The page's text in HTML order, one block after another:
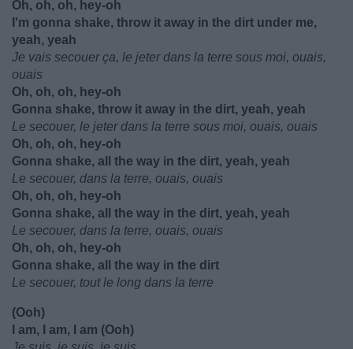
Oh, oh, oh, hey-oh
I'm gonna shake, throw it away in the dirt under me,
yeah, yeah
Je vais secouer ça, le jeter dans la terre sous moi, ouais,
ouais
Oh, oh, oh, hey-oh
Gonna shake, throw it away in the dirt, yeah, yeah
Le secouer, le jeter dans la terre sous moi, ouais, ouais
Oh, oh, oh, hey-oh
Gonna shake, all the way in the dirt, yeah, yeah
Le secouer, dans la terre, ouais, ouais
Oh, oh, oh, hey-oh
Gonna shake, all the way in the dirt, yeah, yeah
Le secouer, dans la terre, ouais, ouais
Oh, oh, oh, hey-oh
Gonna shake, all the way in the dirt
Le secouer, tout le long dans la terre
(Ooh)
I am, I am, I am (Ooh)